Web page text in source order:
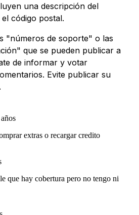
una descripción del
código postal.
"números de soporte" o las
que se pueden publicar a
de informar y votar
Evite publicar su